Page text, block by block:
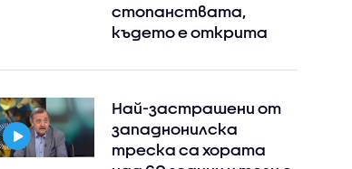
Instagram Facebook
стопанствата,
където е открита
Най-застрашени от
западнонилска
треска са хората